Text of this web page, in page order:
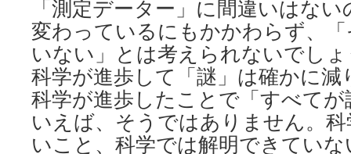
「測定データー」に間違いはな
変わっているにもかかわらず、
いない」とは考えられないでし
科学が進歩して「謎」は確かに
科学が進歩したことで「すべて
いえば、そうではありません。
いこと、科学では解明できてい